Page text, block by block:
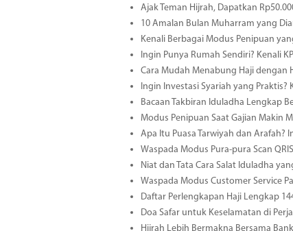
Ajak Teman Hijrah, Dapatkan
10 Amalan Bulan Muharram yang
Kenali Berbagai Modus Penipuan
Ingin Punya Rumah Sendiri? Kenali
Cara Mudah Menabung Haji dengan
Ingin Investasi Syariah yang
Bacaan Takbiran Iduladha Lengkap
Modus Penipuan Saat Gajian Makin
Apa Itu Puasa Tarwiyah dan Arafah?
Waspada Modus Pura-pura Scan
Niat dan Tata Cara Salat Iduladha
Waspada Modus Customer Service
Daftar Perlengkapan Haji Lengkap
Doa Safar untuk Keselamatan di
Hijrah Lebih Bermakna Bersama